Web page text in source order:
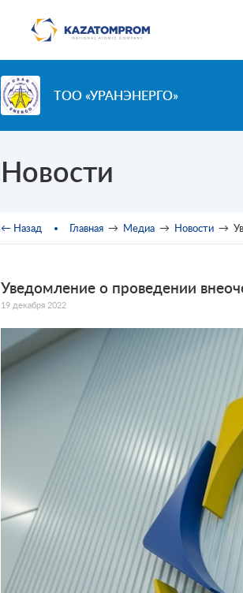
ТОО «УРАНЭНЕРГО»
Новости
Вы здесь
← Назад Главная → Медиа → Новости →
Уведомление о проведении
19 декабря 2022